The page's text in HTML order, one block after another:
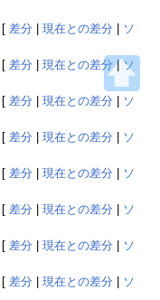
[ 差分 現在との差分
ソ
[ 差分 現在との差分| ソ
[ 差分 現在との差分
ソ
[ 差分 現在との差分
ソ
[ 差分 現在との差分
ソ
[ 差分 現在との差分
ソ
[ 差分 現在との差分
ソ
[ 差分 現在との差分
ソ